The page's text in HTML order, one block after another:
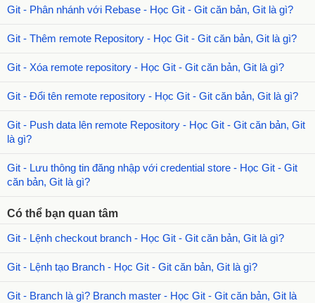
Git - Phân nhánh với Rebase - Học Git - Git căn bản, Git là gì?
Git - Thêm remote Repository - Học Git - Git căn bản, Git là gì?
Git - Xóa remote repository - Học Git - Git căn bản, Git là gì?
Git - Đổi tên remote repository - Học Git - Git căn bản, Git là gì?
Git - Push data lên remote Repository - Học Git - Git căn bản, Git
là gì?
Git - Lưu thông tin đăng nhập với credential store - Học Git - Git
căn bản, Git là gì?
Có thể bạn quan tâm
Git - Lệnh checkout branch - Học Git - Git căn bản, Git là gì?
Git - Lệnh tạo Branch - Học Git - Git căn bản, Git là gì?
Git - Branch là gì? Branch master - Học Git - Git căn bản, Git là